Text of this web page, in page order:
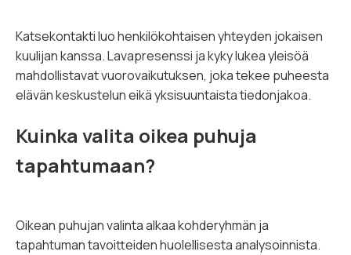
Katsekontakti luo henkilökohtaisen yhteyden jokaisen
kuulijan kanssa. Lavapresenssi ja kyky lukea yleisöä
mahdollistavat vuorovaikutuksen, joka tekee puheesta
elävän keskustelun eikä yksisuuntaista tiedonjakoa.
Kuinka valita oikea puhuja
tapahtumaan?
Oikean puhujan valinta alkaa kohderyhmän ja
tapahtuman tavoitteiden huolellisesta analysoinnista.